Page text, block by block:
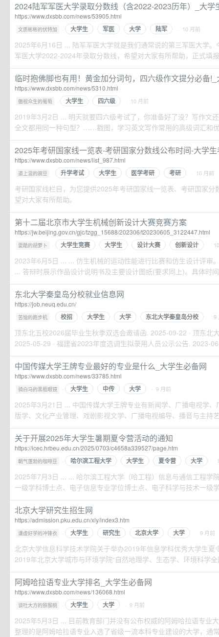
2024陆军军医大学录取分数线（含2022-2023历年）_大学
https://www.dxsbb.com/news/53905.html
文质彬彬的伏特加 · 大学生 军医 大学 陆军 · 10 月前
2025年6月16日 ... 陆军军医大学就是我们通常说的第三军医大学
军医大学2022-2024年录取分数线，希望对大家有所帮助，正式填
临时抱佛脚也有用！黄金加分词句，四六级作文提分必备
https://www.dxsbb.com/news/5310.html
傲视众生的葡萄 · 大学生 四六级 · 10 月前
2019年3月2日 ... 明天就要四六级考试了，你准备好了没？写作文
全文都用同一种句型？……戳图，学习英文写作常用的高级词汇和
2025年考研国家线一览表-考研国家分数线公布时间-大学
https://www.dxsbb.com/news/list_987.html
道上混的豌豆 · 升学考试 大学生 医学考研 考研 · 10 月前
考研国家线栏目，为您提供2025年考研国家线一览表、考研国家分
望对大家有所帮助。
第十二届北京市大学生机械创新设计大赛竞赛方案
https://jw.beijing.gov.cn/gjc/tzgg_15688/202306/t20230605_3122447.html
耍酷的胡萝卜 · 大学生竞赛 大学生 设计大赛 创新设计 ·
2023年6月5日 ... ... 仿生机械的运动性能进行比赛和仿生设计评审
... 答辩时展示作品设计说明书及主要设计图纸(要求同上)。具体时
东北大学秦皇岛分校就业信息网
https://job.neuq.edu.cn/
苦恼的跑步机 · 校招 大学生 大学 东北大学秦皇岛分校 · 9
顶东北五校2026届毕业生秋季双选会邀请函. 2025-09-22 · 顶东北
2025-05-29 · 福建省2023年度选调生拟录用人员公示公告. 2023-
中国传媒大学王牌专业最好的专业是什么_大学生必备网
https://www.dxsbb.com/news/33785.html
骑白马的黑框眼镜 · 大学生 中传 大学 · 9 月前
2025年3月21日 ... 中国传媒大学王牌专业有新闻学、广播电视学
版学、文化产业管理、戏剧影视文学、广播电视编导、播音与主持
关于开展2025年大学生暑期夏令营活动的通知
https://icec.hrbeu.edu.cn/2025/0703/c4658a339527/page.htm
朝气蓬勃的咖啡豆 · 哈尔滨工程大学 大学生 夏令营 大学 ·
2025年7月3日 ... ... 哈尔滨工程大学（哈工程）信息与通信工程学
一级学科博士点、电子信息专业学位博士点、电子科学与技术一级
北京大学研究生招生网
https://admission.pku.edu.cn/xly/index3.htm
谦虚好学的冲锋衣 · 大学生 研究生 北京大学 大学 · 9 月前
北京大学信息科学技术学院关于举办2019年信息学科优秀大学生夏
2019年北京大学城市与环境学院“自然地理学、生态学、环境科学
阿姆哈拉语专业大学排名_大学生必备网
https://www.dxsbb.com/news/136068.html
谈吐大方的猕猴桃 · 大学生 大学 · 9 月前
2025年5月3日 ... 目前教育部门并没有公布权威的阿姆哈拉语专业
整理的是阿姆哈拉语专业入选了省级一流本科专业建设的大学，通